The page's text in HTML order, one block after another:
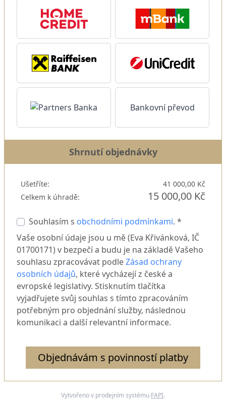
Bankovní převod
Shrnutí objednávky
Ušetříte:
41 000,00 Kč
Celkem k úhradě:
15 000,00 Kč
Souhlasím s obchodními podmínkami. *
Vaše osobní údaje jsou u mě (Eva Křivánková, IČ
01700171) v bezpečí a budu je na základě Vašeho
souhlasu zpracovávat podleZásad ochrany
osobních údajů, které vycházejí z české a
evropské legislativy. Stisknutím tlačítka
vyjadřujete svůj souhlas s tímto zpracováním
potřebným pro objednání služby, následnou
komunikaci a další relevantní informace.
Objednávám s povinností platby
Vytvořeno v prodejním systému FAPI.